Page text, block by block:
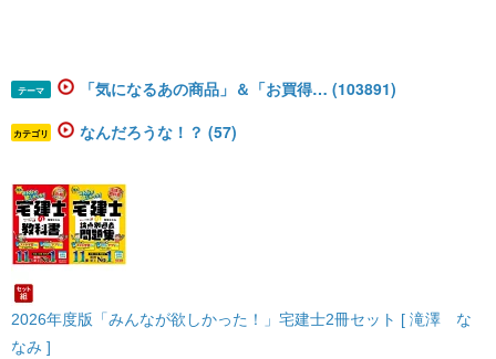
テーマ 「気になるあの商品」＆「お買得… (103891)
カテゴリ なんだろうな！？ (57)
2026年度版「みんなが欲しかった！」宅建士2冊セット [ 滝澤 な
なみ ]